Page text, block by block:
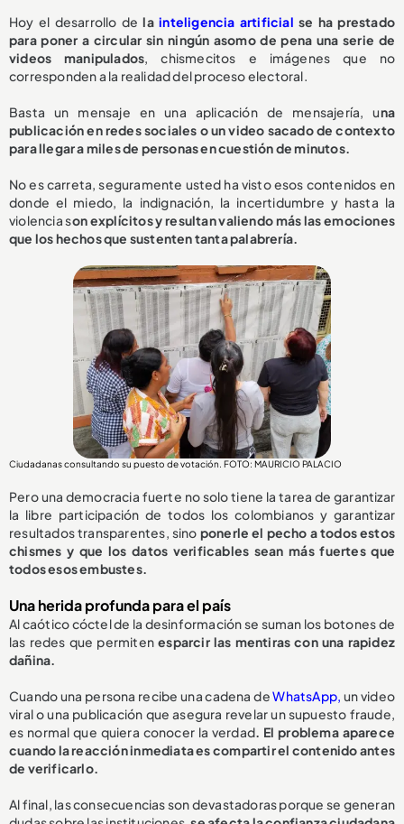
Hoy el desarrollo de lainteligencia artificial se ha prestado
para poner a circular sin ningún asomo de pena una serie de
videos manipulados , chismecitos e imágenes que no
corresponden a la realidad del proceso electoral.
Basta un mensaje en una aplicación de mensajería, una
publicación en redes sociales o un video sacado de contexto
para llegar a miles de personas en cuestión de minutos.
No es carreta, seguramente usted ha visto esos contenidos en
donde el miedo, la indignación, la incertidumbre y hasta la
violencia son explícitos y resultan valiendo más las emociones
que los hechos que sustenten tanta palabrería.
Ciudadanas consultando su puesto de votación. FOTO: MAURICIO PALACIO
Pero una democracia fuerte no solo tiene la tarea de garantizar
la libre participación de todos los colombianos y garantizar
resultados transparentes, sino ponerle el pecho a todos estos
chismes y que los datos verificables sean más fuertes que
todos esos embustes.
Una herida profunda para el país
Al caótico cóctel de la desinformación se suman los botones de
las redes que permitenesparcir las mentiras con una rapidez
dañina.
Cuando una persona recibe una cadena deWhatsApp, un video
viral o una publicación que asegura revelar un supuesto fraude,
es normal que quiera conocer la verdad . El problema aparece
cuando la reacción inmediata es compartir el contenido antes
de verificarlo.
Al final, las consecuencias son devastadoras porque se generan